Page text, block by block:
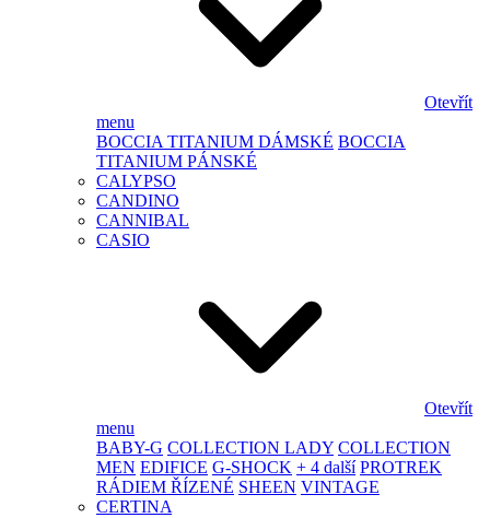
Otevřít
menu
BOCCIA TITANIUM DÁMSKÉ BOCCIA
TITANIUM PÁNSKÉ
CALYPSO
CANDINO
CANNIBAL
CASIO
Otevřít
menu
BABY-G COLLECTION LADY COLLECTION
MEN EDIFICE G-SHOCK + 4 další PROTREK
RÁDIEM ŘÍZENÉ SHEEN VINTAGE
CERTINA